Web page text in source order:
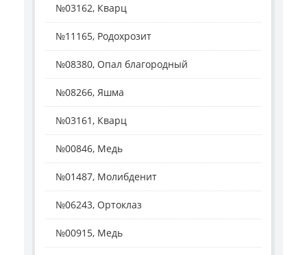
№03162, Кварц
№11165, Родохрозит
№08380, Опал благородный
№08266, Яшма
№03161, Кварц
№00846, Медь
№01487, Молибденит
№06243, Ортоклаз
№00915, Медь